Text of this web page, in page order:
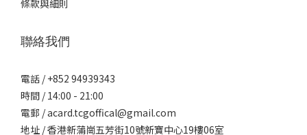
條款與細則
聯絡我們
電話 / +852 94939343
時間 / 14:00 - 21:00
電郵 / acard.tcgoffical@gmail.com
地址 / 香港新蒲崗五芳街10號新寶中心19樓06室